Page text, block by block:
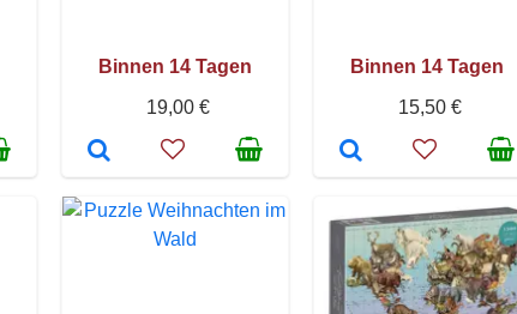
Binnen 14 Tagen
19,00 €
Binnen 14 Tagen
15,50 €